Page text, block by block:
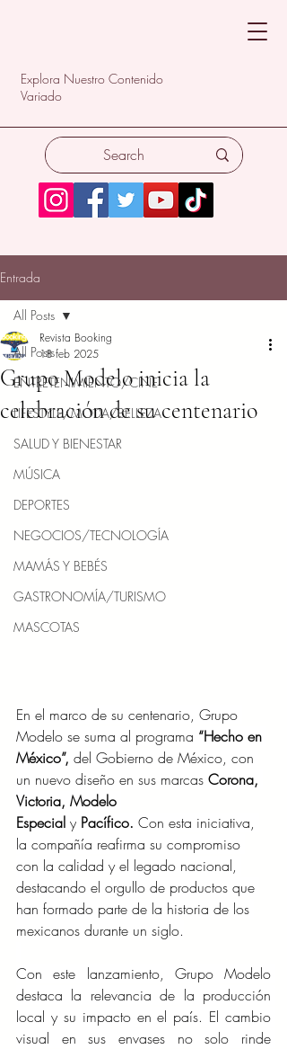
Explora Nuestro Contenido
Variado
Entrada
All Posts
ENTRETENIMIENTO/CINE
LIFESTYLE/MODA/BELLEZA
SALUD Y BIENESTAR
MÚSICA
DEPORTES
NEGOCIOS/TECNOLOGÍA
MAMÁS Y BEBÉS
GASTRONOMÍA/TURISMO
MASCOTAS
All Posts
Grupo Modelo inicia la
celebración de su centenario
Revista Booking
18 feb 2025
En el marco de su centenario, Grupo
Modelo se suma al programa “Hecho en
México”, del Gobierno de México, con
un nuevo diseño en sus marcas Corona,
Victoria, Modelo
Especial y Pacífico. Con esta iniciativa,
la compañía reafirma su compromiso
con la calidad y el legado nacional,
destacando el orgullo de productos que
han formado parte de la historia de los
mexicanos durante un siglo.
Con este lanzamiento, Grupo Modelo
destaca la relevancia de la producción
local y su impacto en el país. El cambio
visual en sus envases no solo rinde